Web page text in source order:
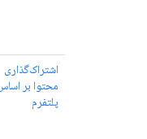
اشتراک‌گذاری
محتوا بر اساس
پلتفرم